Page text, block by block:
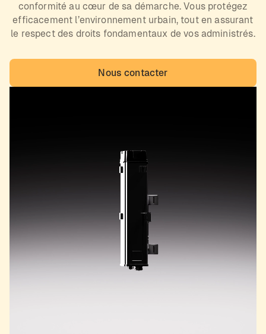
conformité au cœur de sa démarche. Vous protégez
efficacement l’environnement urbain, tout en assurant
le respect des droits fondamentaux de vos administrés.
Nous contacter